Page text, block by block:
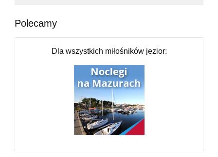
Polecamy
Dla wszystkich miłośników jezior: